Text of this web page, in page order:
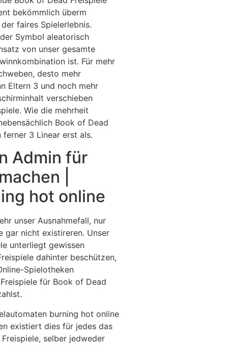
bekömmlich überm
faires Spielerlebnis.
Symbol aleatorisch
von unser gesamte
ist. Für mehr
desto mehr
Eltern 3 und noch mehr
verschieben
Wie die mehrheit
Book of Dead
3 Linear erst als.
Admin für
|
hot online
unser Ausnahmefall, nur
gar nicht existireren. Unser
unterliegt gewissen
dahinter beschützen,
Spielotheken
für Book of Dead
existiert dies für jedes das
selber jedweder